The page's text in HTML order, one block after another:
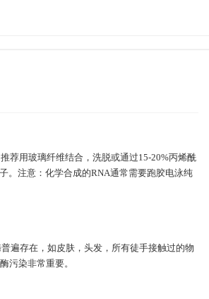
荐用玻璃纤维结合，洗脱或通过15-20%丙烯酰
。注意：化学合成的RNA通常需要跑胶电泳纯
遍存在，如皮肤，头发，所有徒手接触过的物
污染非常重要。